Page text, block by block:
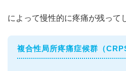
によって慢性的に疼痛が残って
複合性局所疼痛症候群（